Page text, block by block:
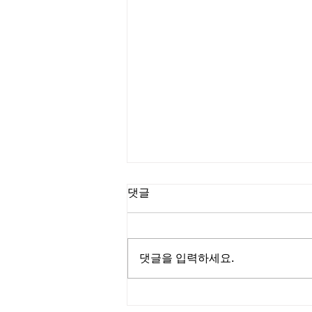
댓글
댓글을 입력하세요.